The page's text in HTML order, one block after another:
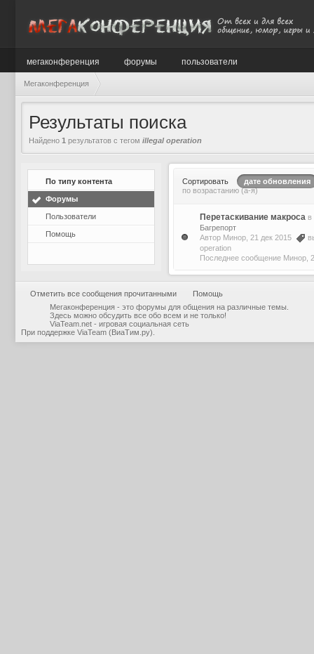
мегаконференция форумы пользователи
Мегаконференция
Результаты поиска
Найдено 1 результатов с тегом illegal operation
По типу контента
Форумы
Пользователи
Помощь
Сортировать
дате обновления
по возрастанию (а-я)
Перетаскивание макроса в
Багрепорт
Автор Минор , 21 дек 2015
operation
Последнее сообщение Минор
Отметить все сообщения прочитанными
Помощь
Мегаконференция - это форумы для общения на различные темы.
Здесь можно обсудить все обо всем и не только!
ViaTeam.net - игровая социальная сеть
При поддержке ViaTeam (ВиаТим.ру)